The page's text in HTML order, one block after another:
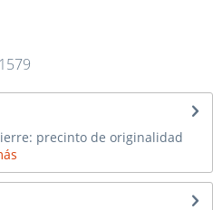
precinto de originalidad